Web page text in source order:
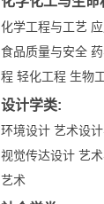
化学工程与工艺
食品质量与安全
程 轻化工程 生物
设计学类:
环境设计 艺术设
视觉传达设计 艺
艺术